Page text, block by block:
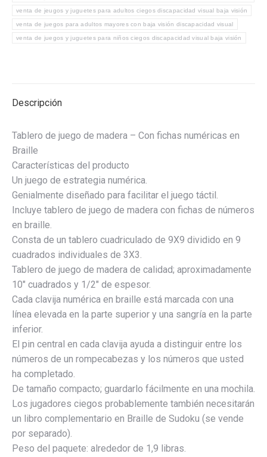
Baja
visión
ciegos
venta de jeugos y juguetes para adultos ciegos discapacidad visual baja visión
venta de juegos para adultos mayores con baja visión discapacidad visual
venta de juegos y juguetes para niños ciegos discapacidad visual baja visión
Descripción
Tablero de juego de madera – Con fichas numéricas en
Braille
Características del producto
Un juego de estrategia numérica.
Genialmente diseñado para facilitar el juego táctil.
Incluye tablero de juego de madera con fichas de números
en braille.
Consta de un tablero cuadriculado de 9X9 dividido en 9
cuadrados individuales de 3X3.
Tablero de juego de madera de calidad; aproximadamente
10″ cuadrados y 1/2″ de espesor.
Cada clavija numérica en braille está marcada con una
línea elevada en la parte superior y una sangría en la parte
inferior.
El pin central en cada clavija ayuda a distinguir entre los
números de un rompecabezas y los números que usted
ha completado.
De tamaño compacto; guardarlo fácilmente en una mochila.
Los jugadores ciegos probablemente también necesitarán
un libro complementario en Braille de Sudoku (se vende
por separado).
Peso del paquete: alrededor de 1,9 libras.